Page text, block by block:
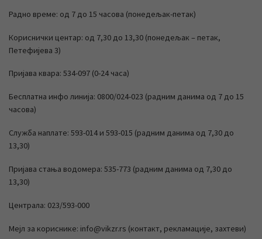
Радно време: од 7 до 15 часова (понедељак-петак)
Кориснички центар: од 7,30 до 13,30 (понедељак – петак,
Петефијева 3)
Пријава квара: 534-097 (0-24 часа)
Бесплатна инфо линија: 0800/024-023 (радним данима од 7 до 15
часова)
Служба наплате: 593-014 и 593-015 (радним данима од 7,30 до
13,30)
Пријава стања водомера: 535-773 (радним данима од 7,30 до
13,30)
Централа: 023/593-000
Мејл за кориснике: info@vikzr.rs (контакт, рекламације, захтеви)